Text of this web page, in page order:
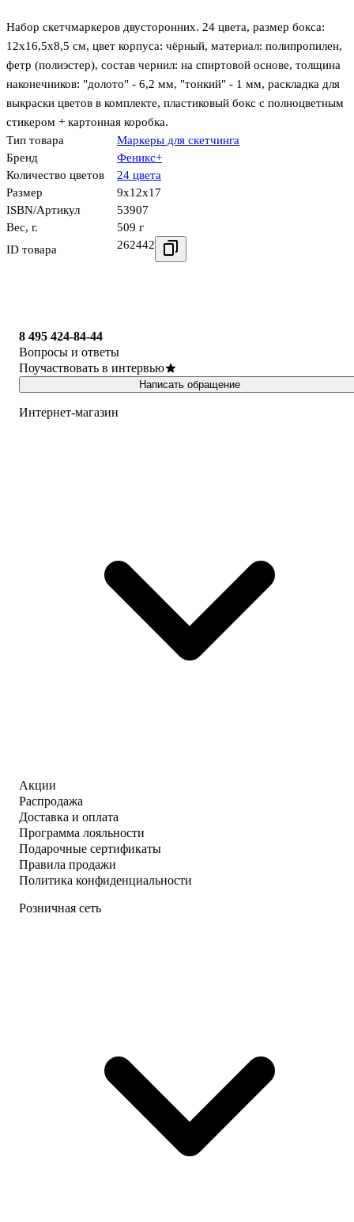
Набор скетчмаркеров двусторонних. 24 цвета, размер бокса:
12х16,5х8,5 см, цвет корпуса: чёрный, материал: полипропилен,
фетр (полиэстер), состав чернил: на спиртовой основе, толщина
наконечников: "долото" - 6,2 мм, "тонкий" - 1 мм, раскладка для
выкраски цветов в комплекте, пластиковый бокс с полноцветным
стикером + картонная коробка.
Тип товара
Маркеры для скетчинга
Бренд
Феникс+
Количество цветов
24 цвета
Размер
9x12x17
ISBN/Артикул
53907
Вес, г.
509 г
ID товара
262442
8 495 424-84-44
Вопросы и ответы
Поучаствовать в интервью
Написать обращение
Интернет-магазин
Акции
Распродажа
Доставка и оплата
Программа лояльности
Подарочные сертификаты
Правила продажи
Политика конфиденциальности
Розничная сеть